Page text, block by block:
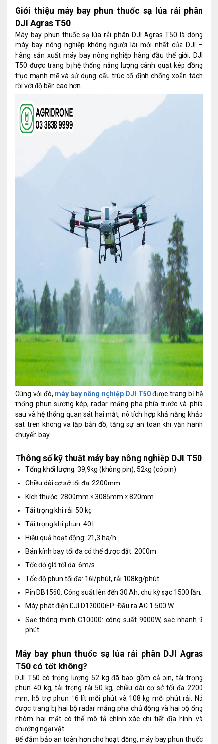
Giới thiệu máy bay phun thuốc sạ lúa rải phân
DJI Agras T50
Máy bay phun thuốc sạ lúa rải phân DJI Agras T50 là dòng
máy bay nông nghiệp không người lái mới nhất của DJI –
hãng sản xuất máy bay nông nghiệp hàng đầu thế giới. DJI
T50 được trang bị hệ thống năng lượng cánh quạt kép đồng
trục mạnh mẽ và sử dụng cấu trúc cố định chống xoắn tách
rời với độ bền cao hơn.
Cùng với đó, máy bay nông nghiệp DJI T50được trang bị hệ
thống phun sương kép, radar mảng pha phía trước và phía
sau và hệ thống quan sát hai mắt, nó tích hợp khả năng khảo
sát trên không và lập bản đồ, tăng sự an toàn khi vận hành
chuyến bay.
Thông số kỹ thuật máy bay nông nghiệp DJI T50
Tổng khối lượng: 39,9kg (không pin), 52kg (có pin)
Chiều dài cơ sở tối đa: 2200mm
Kích thước: 2800mm × 3085mm × 820mm
Tải trọng khi rải: 50 kg
Tải trọng khi phun: 40 l
Hiệu quả hoạt động: 21,3 ha/h
Bán kính bay tối đa có thể được đặt: 2000m
Tốc độ gió tối đa: 6m/s
Tốc độ phun tối đa: 16l/phút, rải 108kg/phút
Pin DB1560: Công suất lên đến 30 Ah, chu kỳ sạc 1500 lần.
Máy phát điện DJI D12000iEP: Đầu ra AC 1.500 W
Sạc thông minh C10000: công suất 9000W, sạc nhanh 9
phút.
Máy bay phun thuốc sạ lúa rải phân DJI Agras
T50 có tốt không?
DJI T50 có trọng lượng 52 kg đã bao gồm cả pin, tải trọng
phun 40 kg, tải trọng rải 50 kg, chiều dài cơ sở tối đa 2200
mm, hỗ trợ phun 16 lít mỗi phút và 108 kg mỗi phút rải. Nó
được trang bị hai bộ radar mảng pha chủ động và hai bộ ống
nhòm hai mắt có thể mô tả chính xác chi tiết địa hình và
chướng ngại vật.
Để đảm bảo an toàn hơn cho hoạt động, máy bay phun thuốc